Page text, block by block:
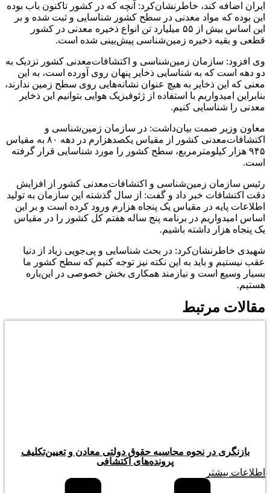
ایران اضافه کند، خاطرنشان‌کرد: آنچه که در کشور تاکنون باب بوده
این بوده که مواد معدنی در سطح کشور شناسایی و ثبت شده و بر
این اساس بیش از ۵۵ میلیارد تن انواع ذخیره معدنی در کشور
قطعی و بقیه ذخیره زمین‌شناسی پیش‌بینی شده است.
وی افزود: سازمان زمین‌شناسی و اکتشافات‌معدنی کشور نزدیک به
دو دهه است که به شناسایی ذخایر پنهان روی آورده است، به این
معنی که این ذخایر به هیچ عنوان نشانه‌هایی روی سطح زمین ندارند،
بنابراین امیدواریم با استفاده از ژئوفیزیک هوایی بتوانیم این ذخایر
معدنی را شناسایی کنیم.
معاون وزیر صمت بیان‌داشت: در سازمان زمین‌شناسی و
اکتشافات‌معدنی کشور از مقیاس یکصدهزارم در دهه ۸۰ به مقیاس
۹۴۵ هزار کیلومترمربع، سطح کشور را مورد شناسایی قرار گرفته
است.
رئیس سازمان زمین‌شناسی و اکتشافات‌معدنی کشور از افزایش
دقت اکتشافات خبر داد و گفت: از سال گذشته این سازمان به تولید
اطلاعات پایه در مقیاس یک پنجاه هزارم ورود کرده است و بر این
اساس امیدواریم در برنامه پنج ساله هفتم کل کشور را در مقیاس
یک پنجاه هزار داشته باشیم.
شهیدی خاطرنشان‌کرد: در بحث شناسایی و پی‌جویی زیاد از دنیا
عقب نیستیم و باید به این نکته نیز توجه کنیم که سطح کشور ما
بسیار وسیع است و نیازمند همکاری بخش خصوصی در این‌باره
هستیم.
مقالات مرتبط
بازنگری در نحوه محاسبه حقوق دولتی معادن و تعیین‌تکلیف
پرونده‌های اکتشافی
اطلاعات بیشتر